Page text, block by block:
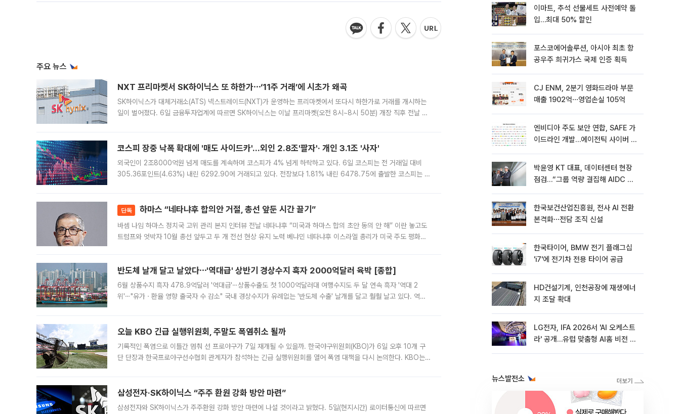
주요 뉴스
NXT 프리마켓서 SK하이닉스 또 하한가⋯‘11주 거래’에 시초가 왜곡
SK하이닉스가 대체거래소(ATS) 넥스트레이드(NXT)가 운영하는 프리마켓에서 또다시 하한가로 거래를 개시하는
일이 벌어졌다. 6일 금융투자업계에 따르면 SK하이닉스는 이날 프리마켓(오전 8시~8시 50분) 개장 직후 전날 정
코스피 장중 낙폭 확대에 '매도 사이드카'…외인 2.8조'팔자'· 개인 3.1조 '사자'
외국인이 2조8000억원 넘게 매도를 계속하며 코스피가 4% 넘게 하락하고 있다. 6일 코스피는 전 거래일 대비
305.36포인트(4.63%) 내린 6292.90에 거래되고 있다. 전장보다 1.81% 내린 6478.75에 출발한 코스피는 장
단독 하마스 “네타냐후 합의안 거절, 총선 앞둔 시간 끌기”
바셈 나임 하마스 정치국 고위 관리 본지 인터뷰 전날 네타냐후 “미국과 하마스 합의 초안 동의 안 해” 이란 놓고도
트럼프와 엇박자 10월 총선 앞두고 두 개 전선 현상 유지 노력 베냐민 네타냐후 이스라엘 총리가 미국 주도 평화위
반도체 날개 달고 날았다⋯'역대급' 상반기 경상수지 흑자 2000억달러 육박 [종합]
6월 상품수지 흑자 478.9억달러 '역대급'⋯상품수출도 첫 1000억달러대 여행수지도 두 달 연속 흑자 '역대 2
위'⋯"유가ㆍ환율 영향 출국자 수 감소" 국내 경상수지가 유례없는 '반도체 수출' 날개를 달고 훨훨 날고 있다. 역대
오늘 KBO 긴급 실행위원회, 주말도 폭염취소 될까
기록적인 폭염으로 이틀간 멈춰 선 프로야구가 7일 재개될 수 있을까. 한국야구위원회(KBO)가 6일 오후 10개 구
단 단장과 한국프로야구선수협회 관계자가 참석하는 긴급 실행위원회를 열어 폭염 대책을 다시 논의한다. KBO는
삼성전자·SK하이닉스 “주주 환원 강화 방안 마련”
삼성전자와 SK하이닉스가 주주환원 강화 방안 마련에 나설 것이라고 밝혔다. 5일(현지시간) 로이터통신에 따르면
이마트, 추석 선물세트 사전예약 돌
입…최대 50% 할인
포스코에어솔루션, 아시아 최초 항
공우주 희귀가스 국제 인증 획득
CJ ENM, 2분기 영화드라마 부문
매출 1902억⋯영업손실 105억
엔비디아 주도 보안 연합, SAFE 가
이드라인 개발…에이전틱 사이버 보
박윤영 KT 대표, 데이터센터 현장
점검…“그룹 역량 결집해 AIDC 경
한국보건산업진흥원, 전사 AI 전환
본격화⋯전담 조직 신설
한국타이어, BMW 전기 플래그십
'i7'에 전기차 전용 타이어 공급
HD건설기계, 인천공장에 재생에너
지 조달 확대
LG전자, IFA 2026서 'AI 오케스트
라' 공개…유럽 맞춤형 AI홈 비전 제
뉴스발전소